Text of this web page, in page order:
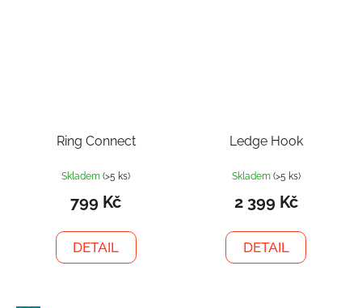
Ring Connect
Skladem(>5 ks)
799 Kč
DETAIL
Ledge Hook
Skladem (>5 ks)
2 399 Kč
DETAIL